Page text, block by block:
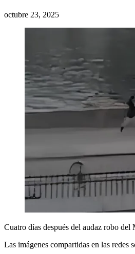
octubre 23, 2025
Cuatro días después del audaz robo
Las imágenes compartidas en las redes